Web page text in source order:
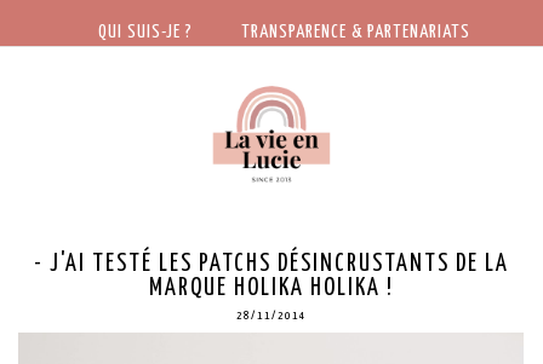
- J'AI TESTÉ LES PATCHS DÉSINCRUSTANTS DE LA
MARQUE HOLIKA HOLIKA !
28/11/2014
QUI SUIS-JE ? TRANSPARENCE & PARTENARIATS